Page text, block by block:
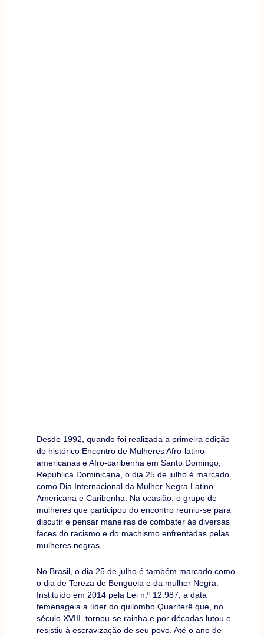
Desde 1992, quando foi realizada a primeira edição
do histórico Encontro de Mulheres Afro-latino-
americanas e Afro-caribenha em Santo Domingo,
República Dominicana, o dia 25 de julho é marcado
como Dia Internacional da Mulher Negra Latino
Americana e Caribenha. Na ocasião, o grupo de
mulheres que participou do encontro reuniu-se para
discutir e pensar maneiras de combater às diversas
faces do racismo e do machismo enfrentadas pelas
mulheres negras.
No Brasil, o dia 25 de julho é também marcado como
o dia de Tereza de Benguela e da mulher Negra.
Instituído em 2014 pela Lei n.º 12.987, a data
femenageia a líder do quilombo Quariterê que, no
século XVIII, tornou-se rainha e por décadas lutou e
resistiu à escravização de seu povo. Até o ano de